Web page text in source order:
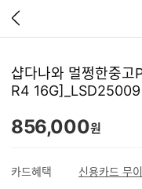
이
지
가
샵다나와 멀쩡한중
R4 16G]_LSD25009
856,000원
카드혜택
신용카드 무